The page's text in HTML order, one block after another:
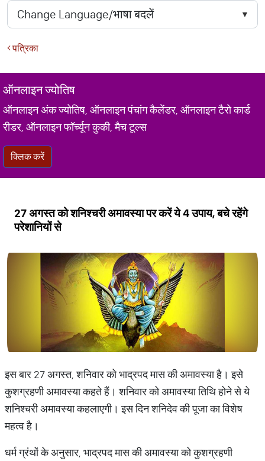
पत्रिका
ऑनलाइन ज्योतिष
ऑनलाइन अंक ज्योतिष, ऑनलाइन पंचांग कैलेंडर, ऑनलाइन टैरो कार्ड
रीडर, ऑनलाइन फॉर्च्यून कुकी, मैच टूल्स
क्लिक करें
27 अगस्त को शनिश्चरी अमावस्या पर करें ये 4 उपाय, बचे रहेंगे
परेशानियों से
इस बार 27 अगस्त, शनिवार को भाद्रपद मास की अमावस्या है। इसे
कुशग्रहणी अमावस्या कहते हैं। शनिवार को अमावस्या तिथि होने से ये
शनिश्चरी अमावस्या कहलाएगी। इस दिन शनिदेव की पूजा का विशेष
महत्व है।
धर्म ग्रंथों के अनुसार, भाद्रपद मास की अमावस्या को कुशग्रहणी